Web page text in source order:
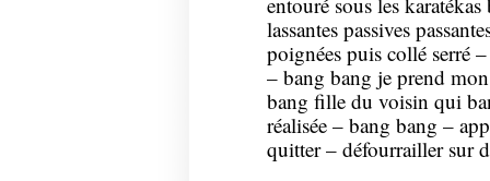
lassantes passives
poignées puis collé serré
– bang bang je prend
bang fille du voisin qui
réalisée – bang bang –
quitter – défourrailler sur